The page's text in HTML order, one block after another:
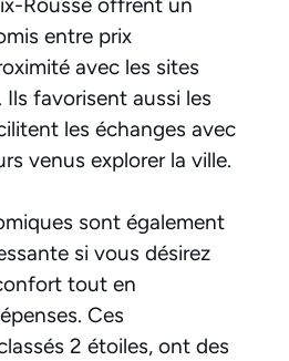
entre prix
avec les sites
favorisent aussi les
les échanges avec
venus explorer la ville.
sont également
si vous désirez
tout en
Ces
2 étoiles, ont des